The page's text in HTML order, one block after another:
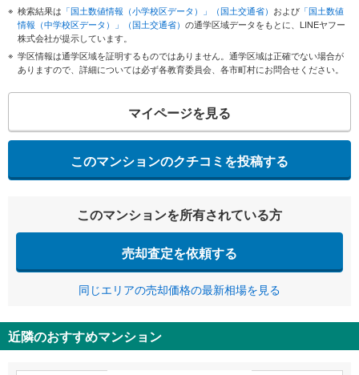
検索結果は 「国土数値情報（小学校区データ）」（国土交通省） および 「国土数値
情報（中学校区データ）」（国土交通省） の通学区域データをもとに、LINEヤフー
株式会社が提示しています。
学区情報は通学区域を証明するものではありません。通学区域は正確でない場合が
ありますので、詳細については必ず各教育委員会、各市町村にお問合せください。
マイページを見る
このマンションのクチコミを投稿する
このマンションを所有されている方
売却査定を依頼する
同じエリアの売却価格の最新相場を見る
近隣のおすすめマンション